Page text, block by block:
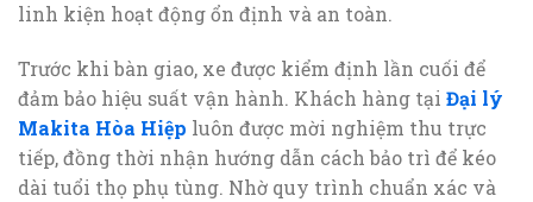
linh kiện hoạt động ổn định và an toàn.
Trước khi bàn giao, xe được kiểm định lần cuối để
đảm bảo hiệu suất vận hành. Khách hàng tại Đại lý
Makita Hòa Hiệp luôn được mời nghiệm thu trực
tiếp, đồng thời nhận hướng dẫn cách bảo trì để kéo
dài tuổi thọ phụ tùng. Nhờ quy trình chuẩn xác và